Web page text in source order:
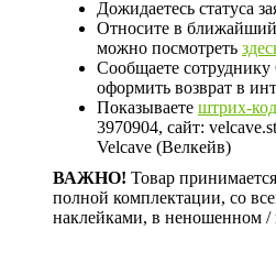
Дожидаетесь статуса
Относите в
можно посмотреть
Сообщаете
оформить возврат в
Показываете штрих-код
3970904, сайт:
Velcave (Велкейв)
ВАЖНО! Товар
полной комплектации, со
наклейками, в неношенном /